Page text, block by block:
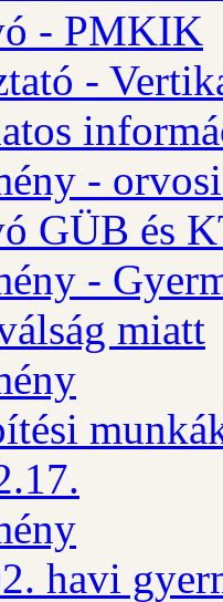
- PMKIK
-
-
GÜB és
-
miatt
havi